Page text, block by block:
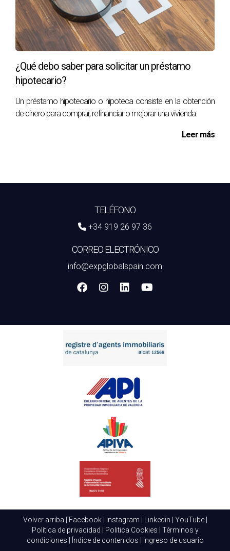
¿Qué debo saber para solicitar un préstamo
hipotecario?
Un préstamo hipotecario o hipoteca consiste en la obtención
de dinero para comprar, refinanciar o mejorar una vivienda.
Leer más
TELÉFONO
+34 919 26 97 36
CORREO ELECTRÓNICO
info@expglobalspain.com
Volver arriba Facebook| Instagram Linkedin YouTube|
Política de privacidad
Politica Cookies
Términos y
condiciones
Índice de contenidos Ingreso de usuario